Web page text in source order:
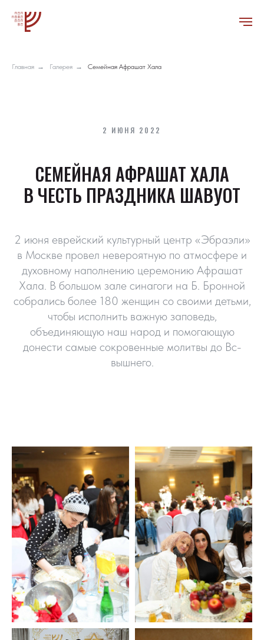
Главная → Галерея → Семейная Афрашат Хала
2 ИЮНЯ 2022
СЕМЕЙНАЯ АФРАШАТ ХАЛА
В ЧЕСТЬ ПРАЗДНИКА ШАВУОТ
2 июня еврейский культурный центр «Эбраэли»
в Москве провел невероятную по атмосфере и
духовному наполнению церемонию Афрашат
Хала. В большом зале синагоги на Б. Бронной
собрались более 180 женщин со своими детьми,
чтобы исполнить важную заповедь,
объединяющую наш народ и помогающую
донести самые сокровенные молитвы до Вс-
вышнего.